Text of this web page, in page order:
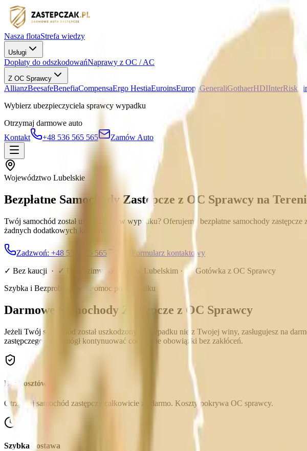
Nasza flotaStrefa wiedzy
Usługi
Dopłaty do odszkodowańNaprawy z OC / AC
Z OC Sprawcy
AllianzBeesafeBenefiaCompensaErgo HestiaEuroinsEuropaGeneraliGothaerHDIInterRisk
Wybierz ubezpieczyciela sprawcy wypadku
Otrzymaj darmowe auto
Kontakt
+48 536 565 565 Zamów Auto
Województwo Lubelskie
Bezpłatne Samochody Zastępcze z OC Sprawcy na
Twój samochód został uszkodzony w wypadku? Oferujemy bezpłatne samochody
żadnych dodatkowych kosztów.
Zadzwoń: +48 536 565 565 Formularz kontaktowy
✓ Bez kaucji · ✓ Dowozimy pod dom w Lubelskim · ✓ Gotówka z OC Sprawcy
Szybka i Bezproblemowa Pomoc po Wypadku
Darmowe Samochody Zastępcze z OC Sprawcy
Jeżeli Twój samochód został uszkodzony w wypadku nie z Twojej winy, zasługujesz na
zastępczego, abyś mógł kontynuować codzienne obowiązki bez zakłóceń.
Bez kosztów
Otrzymaj samochód zastępczy całkowicie za darmo. Koszty pokrywa OC sprawcy.
Szybka dostawa